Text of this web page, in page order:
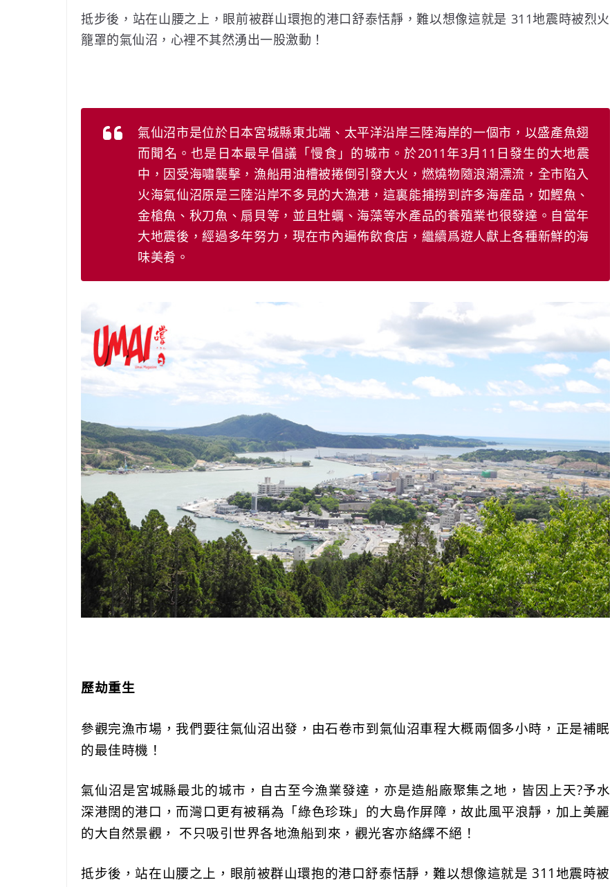
抵步後，站在山腰之上，眼前被群山環抱的港口舒泰恬靜，難以想像這就是 311地震時被烈火
籠罩的氣仙沼，心裡不其然湧出一股激動！
氣仙沼市是位於日本宮城縣東北端、太平洋沿岸三陸海岸的一個市，以盛產魚翅
而聞名。也是日本最早倡議「慢食」的城市。於2011年3月11日發生的大地震
中，因受海嘯襲擊，漁船用油槽被捲倒引發大火，燃燒物隨浪潮漂流，全市陷入
火海氣仙沼原是三陸沿岸不多見的大漁港，這裏能捕撈到許多海産品，如鰹魚、
金槍魚、秋刀魚、扇貝等，並且牡蠣、海藻等水產品的養殖業也很發達。自當年
大地震後，經過多年努力，現在市內遍佈飲食店，繼續爲遊人獻上各種新鮮的海
味美肴。
歷劫重生
參觀完漁市場，我們要往氣仙沼出發，由石卷市到氣仙沼車程大概兩個多小時，正是補眠
的最佳時機！
氣仙沼是宮城縣最北的城市，自古至今漁業發達，亦是造船廠聚集之地，皆因上天?予水
深港闊的港口，而灣口更有被稱為「綠色珍珠」的大島作屏障，故此風平浪靜，加上美麗
的大自然景觀， 不只吸引世界各地漁船到來，觀光客亦絡繹不絕！
抵步後，站在山腰之上，眼前被群山環抱的港口舒泰恬靜，難以想像這就是 311地震時被